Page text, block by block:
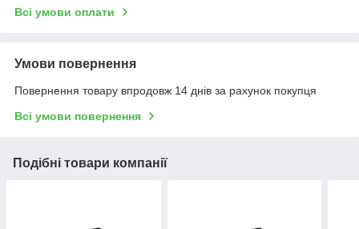
Всі умови оплати
Умови повернення
Повернення товару впродовж 14 днів за рахунок покупця
Всі умови повернення
Подібні товари компанії